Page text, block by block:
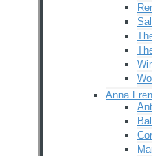
Anna